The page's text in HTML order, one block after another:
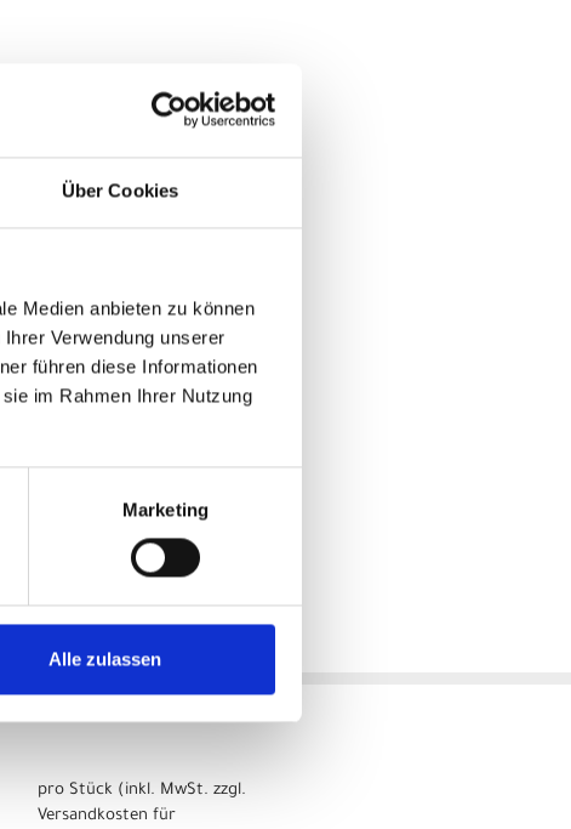
Über Cookies
Medien anbieten zu können
Verwendung unserer
führen diese Informationen
im Rahmen Ihrer Nutzung
Marketing
Alle zulassen
pro Stück (inkl. MwSt. zzgl.
Versandkosten für